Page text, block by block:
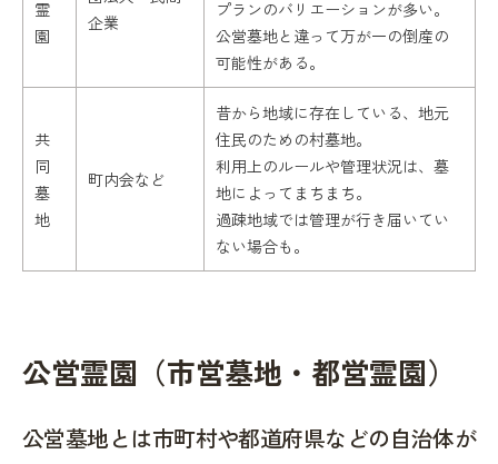
霊
園
企業
プランのバリエーションが多い。
公営墓地と違って万が一の倒産の
可能性がある。
共
同
墓
地
町内会など
昔から地域に存在している、地元
住民のための村墓地。
利用上のルールや管理状況は、墓
地によってまちまち。
過疎地域では管理が行き届いてい
ない場合も。
公営霊園（市営墓地・都営霊園）
公営墓地とは市町村や都道府県などの自治体が